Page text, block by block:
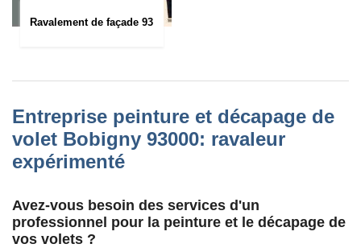
Ravalement de façade 93
Entreprise peinture et décapage de
volet Bobigny 93000: ravaleur
expérimenté
Avez-vous besoin des services d'un
professionnel pour la peinture et le décapage de
vos volets ?